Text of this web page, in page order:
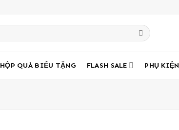
HỘP QUÀ BIẾU TẶNG FLASH SALE PHỤ KIỆN